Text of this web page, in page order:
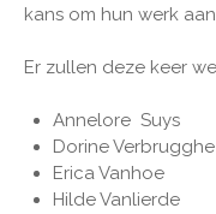
kans om hun werk
Er zullen deze keer
Annelore Suys
Dorine Verbrugghe
Erica Vanhoe
Hilde Vanlierde